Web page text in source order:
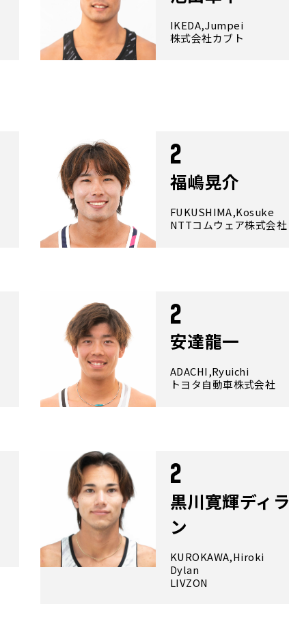
IKEDA,Jumpei
株式会社カブト
2
福嶋晃介
FUKUSHIMA,Kosuke
NTTコムウェア株式会社
2
安達龍一
ADACHI,Ryuichi
トヨタ自動車株式会社
2
黒川寛輝ディラ
ン
KUROKAWA,Hiroki
Dylan
LIVZON